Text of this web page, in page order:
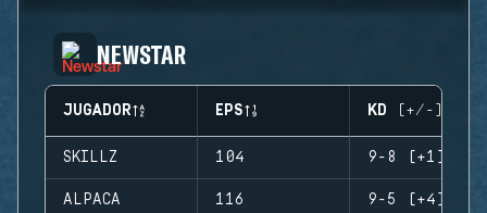
NEWSTAR
JUGADOR EPS KD (+/-)
SKILLZ 104 9-8 (+1)
ALPACA 116 9-5 (+4)